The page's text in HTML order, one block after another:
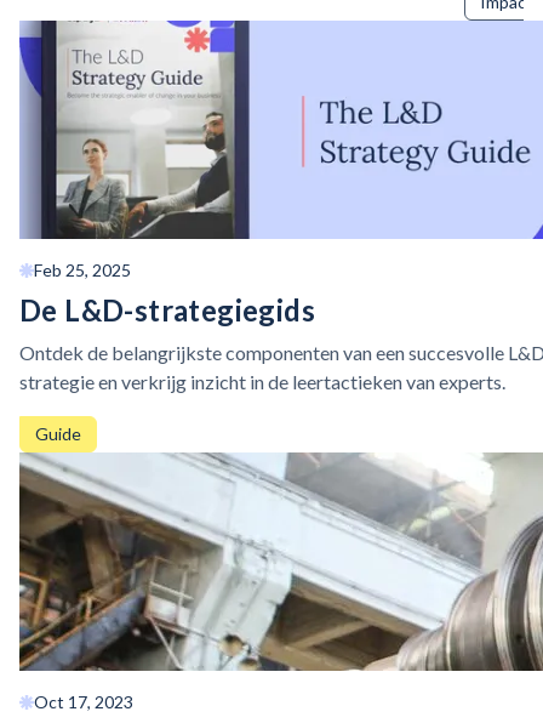
Feb 25, 2025
De L&D-strategiegids
Ontdek de belangrijkste componenten van een succesvolle
strategie en verkrijg inzicht in de leertactieken van experts.
Guide
Oct 17, 2023